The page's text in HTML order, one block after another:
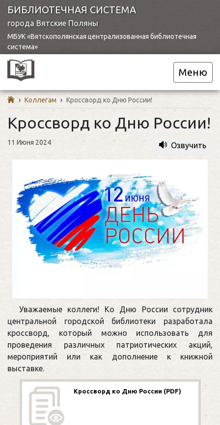
БИБЛИОТЕЧНАЯ СИСТЕМА
города Вятские Поляны
МБУК «Вятскополянская централизованная библиотечная
система»
Меню
› Коллегам › Кроссворд ко Дню России!
Кроссворд ко Дню России!
11 Июня 2024 Озвучить
Уважаемые коллеги! Ко Дню России сотрудник
центральной городской библиотеки разработала
кроссворд, который можно использовать для
проведения различных патриотических акций,
мероприятий или как дополнение к книжной
выставке.
Кроссворд ко Дню России (PDF)